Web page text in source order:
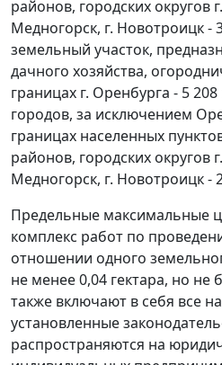
районов, городских округов
Медногорск, г. Новотроицк -
земельный участок,
дачного хозяйства,
границах г. Оренбурга - 5
городов, за исключением
границах населенных
районов, городских округов
Медногорск, г. Новотроицк -
Предельные максимальные
комплекс работ по
отношении одного
не менее 0,04 гектара, но не
также включают в себя все
установленные
распространяются на